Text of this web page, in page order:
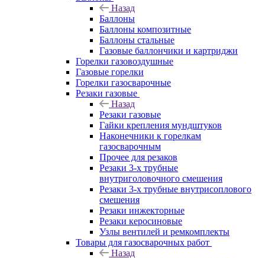
Назад
Баллоны
Баллоны композитные
Баллоны стальные
Газовые баллончики и картриджи
Горелки газовоздушные
Газовые горелки
Горелки газосварочные
Резаки газовые
Назад
Резаки газовые
Гайки крепления мундштуков
Наконечники к горелкам
газосварочным
Прочее для резаков
Резаки 3-х трубные
внутриголовочного смешения
Резаки 3-х трубные внутрисоплового
смешения
Резаки инжекторные
Резаки керосиновые
Узлы вентилей и ремкомплекты
Товары для газосварочных работ
Назад